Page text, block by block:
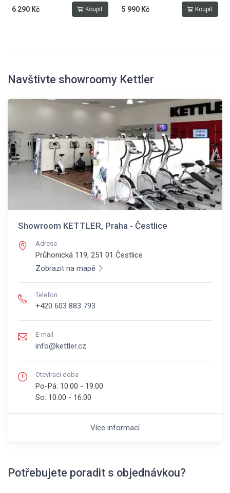
6 290 Kč Koupit 5 990 Kč Koupit
Navštivte showroomy Kettler
Showroom KETTLER, Praha - Čestlice
Adresa
Průhonická 119, 251 01 Čestlice
Zobrazit na mapě
Telefon
+420 603 883 793
E-mail
info@kettler.cz
Otevírací doba
Po-Pá: 10:00 - 19:00
So: 10:00 - 16:00
Více informací
Potřebujete poradit s objednávkou?